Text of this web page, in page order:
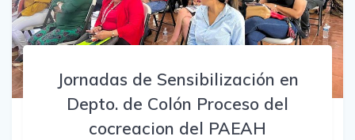
Jornadas de Sensibilización en
Depto. de Colón Proceso del
cocreacion del PAEAH